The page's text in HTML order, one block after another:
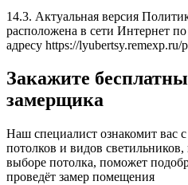
14.3. Актуальная версия
расположена в сети Интернет по
адресу https://lyubertsy.remexp.ru/
Закажите
замерщика
Наш специалист ознакомит вас
потолков и видов светильников,
выборе потолка, поможет
проведёт замер помещения